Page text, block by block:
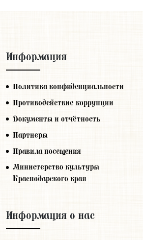
Информация
Политика конфиденциальности
Противодействие коррупции
Документы и отчётность
Партнеры
Правила посещения
Министерство культуры
Краснодарского края
Информация о нас